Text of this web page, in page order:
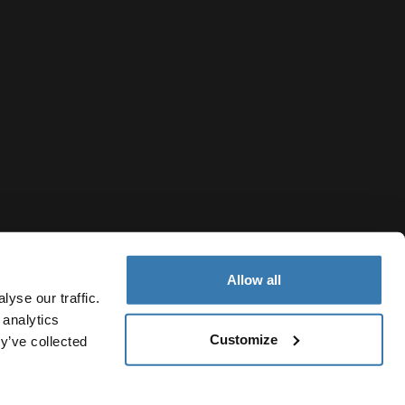
our traffic.
collected
Allow all
Customize
정보 처리 방침 쿠키 설정 Current market/
South Korea